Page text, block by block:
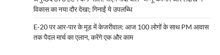
विकास का नया दौर देखा; गिनाईं ये उपलब्धि
E-20 पर आर-पार के मूड में केजरीवाल: आज 100 लोगों के साथ PM आवास
तक पैदल मार्च का एलान, करेंगे एक और काम